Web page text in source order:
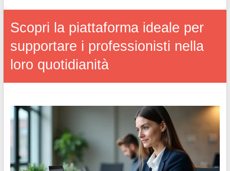
Scopri la piattaforma ideale per
supportare i professionisti nella
loro quotidianità